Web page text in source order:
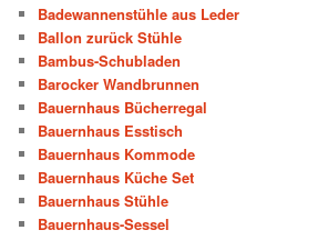
Badewannenstühle aus Leder
Ballon zurück Stühle
Bambus-Schubladen
Barocker Wandbrunnen
Bauernhaus Bücherregal
Bauernhaus Esstisch
Bauernhaus Kommode
Bauernhaus Küche Set
Bauernhaus Stühle
Bauernhaus-Sessel